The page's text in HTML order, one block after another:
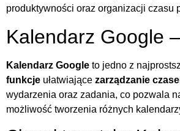
produktywności oraz organizacji czasu
Kalendarz Google
Kalendarz Google to jedno z
funkcje ułatwiające zarządzanie
wydarzenia oraz zadania, co pozwala
możliwość tworzenia różnych